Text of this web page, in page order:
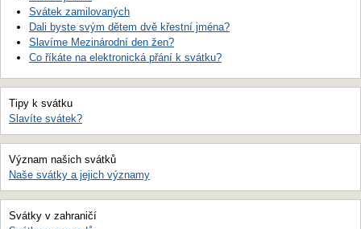
Svátek zamilovaných
Dali byste svým dětem dvě křestní jména?
Slavíme Mezinárodní den žen?
Co říkáte na elektronická přání k svátku?
Tipy k svátku
Slavíte svátek?
Význam našich svátků
Naše svátky a jejich významy
Svátky v zahraničí